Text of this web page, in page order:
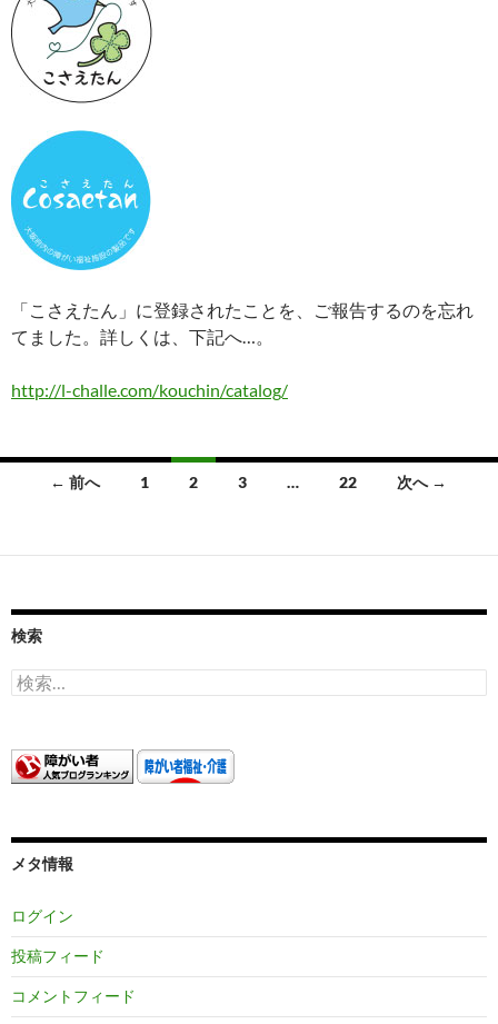
「こさえたん」に登録されたことを、ご報告するのを忘れ
てました。詳しくは、下記へ…。
http://l-challe.com/kouchin/catalog/
ナ
ゲ
ー
ョ
ン
← 前へ 1 2 3 … 22 次へ →
検索
検
索:
メタ情報
ログイン
投稿フィード
コメントフィード